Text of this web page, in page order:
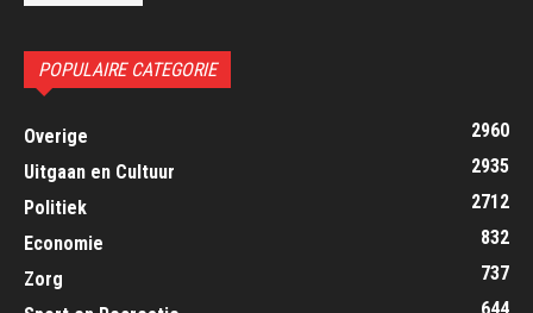
POPULAIRE CATEGORIE
Overige
2960
Uitgaan en Cultuur
2935
Politiek
2712
Economie
832
Zorg
737